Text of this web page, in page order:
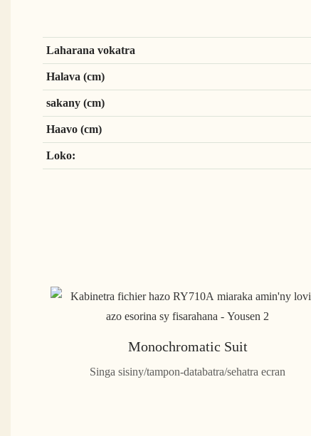
Laharana vokatra
Halava (cm)
sakany (cm)
Haavo (cm)
Loko:
Monochromatic Suit
Singa sisiny/tampon-databatra/sehatra ecran